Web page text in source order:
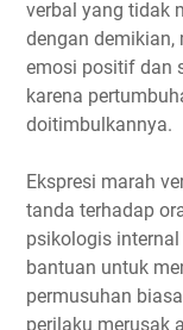
verbal yang tidak
dengan demikian,
emosi positif dan
karena
doitimbulkannya.
Ekspresi marah
tanda terhadap
psikologis
bantuan untuk
permusuhan
perilaku merusak